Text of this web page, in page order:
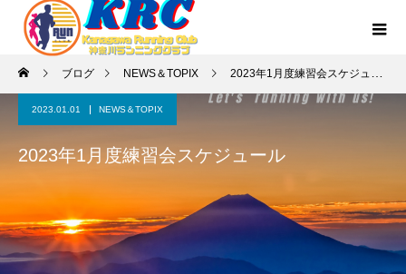
ブログ NEWS＆TOPIX 2023年1月度練習会スケジュール
2023.01.01 NEWS＆TOPIX
2023年1月度練習会スケジュール